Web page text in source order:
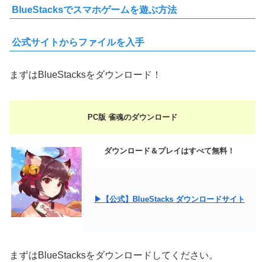
BlueStacksでスマホゲームを遊ぶ方法
公式サイトからファイルを入手
まずはBlueStacksをダウンロード！
PC版 雀魂のダウンロード
ダウンロード＆プレイはすべて無料！
▶【公式】BlueStacks ダウンロードサイト
まずはBlueStacksをダウンロードしてください。